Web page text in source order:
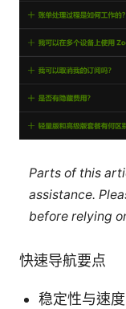
Parts of this
assistance.
before relying
快速导航要点
稳定性与速